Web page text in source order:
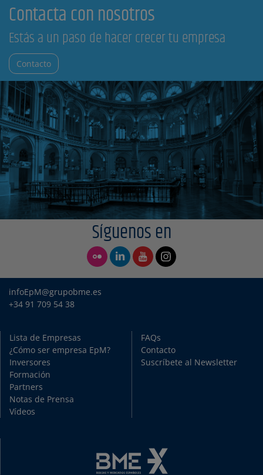
Contacta con nosotros
Estás a un paso de hacer crecer tu empresa
Contacto
Síguenos en
infoEpM@grupobme.es
+34 91 709 54 38
Lista de Empresas
¿Cómo ser empresa EpM?
Inversores
Formación
Partners
Notas de Prensa
Vídeos
FAQs
Contacto
Suscríbete al Newsletter